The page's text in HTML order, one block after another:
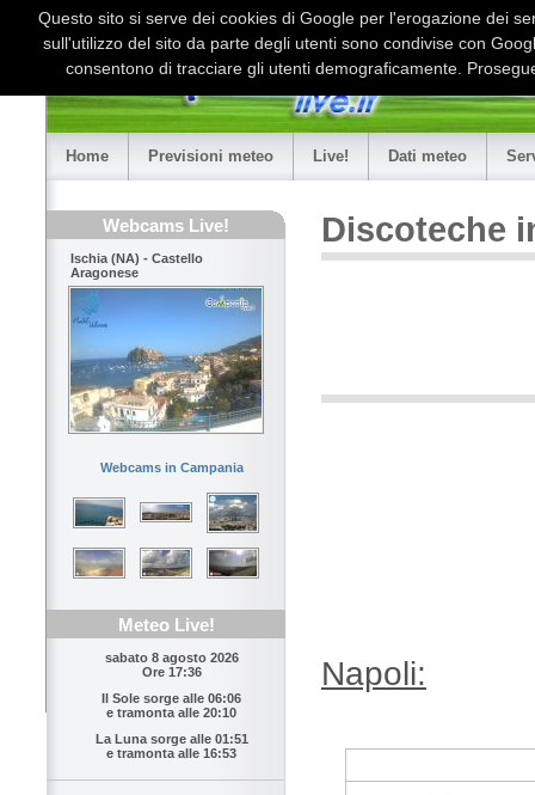
Home Previsioni meteo Live! Dati meteo
Webcams Live!
Ischia (NA) - Castello
Aragonese
Webcams in Campania
Meteo Live!
sabato 8 agosto 2026
Ore 17:36
Il Sole sorge alle 06:06
e tramonta alle 20:10
La Luna sorge alle 01:51
e tramonta alle 16:53
Discoteche
Napoli:
Questo sito si serve dei cookies di Google per l'erogazione dei
sull'utilizzo del sito da parte degli utenti sono condivise con
consentono di tracciare gli utenti demograficamente.